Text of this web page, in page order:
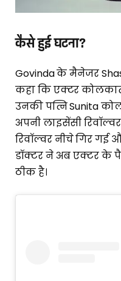
कैसे हुई घटना?
Govinda के मैनेजर
कहा कि एक्टर
उनकी पत्नि Sunita
अपनी लाइसेंसी
रिवॉल्वर नीचे गिर
डॉक्टर ने अब एक्टर के
ठीक है।